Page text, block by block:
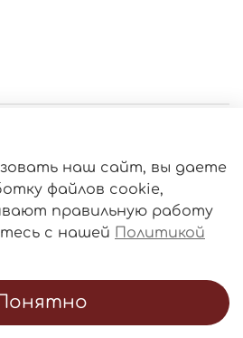
наш сайт, вы даете
файлов cookie,
правильную работу
с нашей Политикой
Политика
обработки